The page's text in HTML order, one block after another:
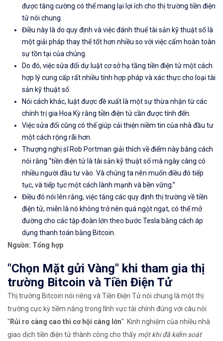
được tăng cường có thể mang lại lợi ích cho thị trường tiền điện
tử nói chung.
Điều này là do quy định và việc đánh thuế tài sản kỹ thuật số là
một giải pháp thay thế tốt hơn nhiều so với việc cấm hoàn toàn
sự tồn tại của chúng.
Do đó, việc sửa đổi dự luật cơ sở hạ tầng tiền điện tử một cách
hợp lý cung cấp rất nhiều tính hợp pháp và xác thực cho loại tài
sản kỹ thuật số.
Nói cách khác, luật được đề xuất là một sự thừa nhận từ các
chính trị gia Hoa Kỳ rằng tiền điện tử cần được tính đến.
Việc sửa đổi cũng có thể giúp cải thiện niềm tin của nhà đầu tư
một cách rộng rãi hơn.
Thượng nghị sĩ Rob Portman giải thích về điểm này bằng cách
nói rằng “tiền điện tử là tài sản kỹ thuật số mà ngày càng có
nhiều người đầu tư vào. Và chúng ta nên muốn điều đó tiếp
tục, và tiếp tục một cách lành mạnh và bền vững.”
Điều đó nói lên rằng, việc tăng các quy định thị trường về tiền
điện tử, miễn là nó không trở nên quá ngột ngạt, có thể mở
đường cho các tập đoàn lớn theo bước Tesla bằng cách áp
dụng thanh toán bằng Bitcoin.
Nguồn: Tổng hợp
"Chọn Mặt gửi Vàng" khi tham gia thị
trường Bitcoin và Tiền Điện Tử
Thị trường Bitcoin nói riêng và Tiền Điện Tử nói chung là một thị
trường cực kỳ tiềm năng trong lĩnh vực tài chính đúng với câu nói
" Rủi ro càng cao thì cơ hội càng lớn". Kinh nghiệm của nhiều nhà
giao dịch tiền điện tử thành công cho thấy một khi đã kiểm soát